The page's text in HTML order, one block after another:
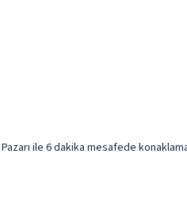
ile 6 dakika mesafede